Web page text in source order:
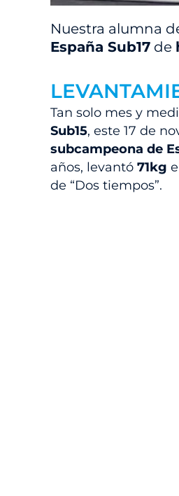
Nuestra alumna
España Sub17 de
Tan solo mes y
Sub15, este 17 de
subcampeona de
años, levantó 71kg
de “Dos tiempos”.